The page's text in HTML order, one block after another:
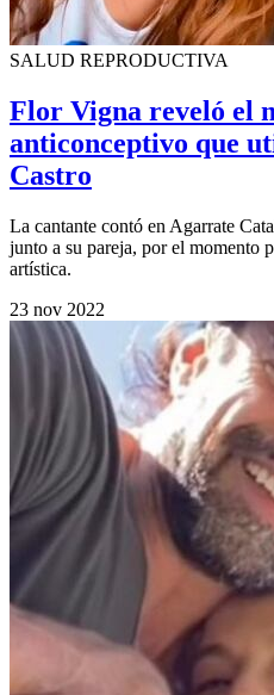
SALUD REPRODUCTIVA
Flor Vigna reveló el
anticonceptivo que
Castro
La cantante contó en Agarrate
junto a su pareja, por el momento
artística.
23 nov 2022